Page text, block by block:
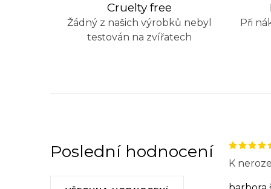
k
Cruelty free
Žádný z našich výrobků nebyl
testován na zvířatech
Při
Poslední hodnocení
K